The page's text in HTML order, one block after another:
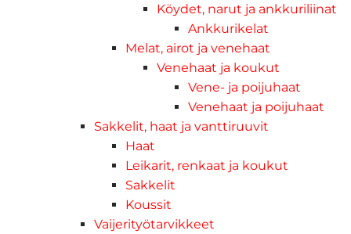
Köydet, narut ja ankkuriliinat
Ankkurikelat
Melat, airot ja venehaat
Venehaat ja koukut
Vene- ja poijuhaat
Venehaat ja poijuhaat
Sakkelit, haat ja vanttiruuvit
Haat
Leikarit, renkaat ja koukut
Sakkelit
Koussit
Vaijerityötarvikkeet